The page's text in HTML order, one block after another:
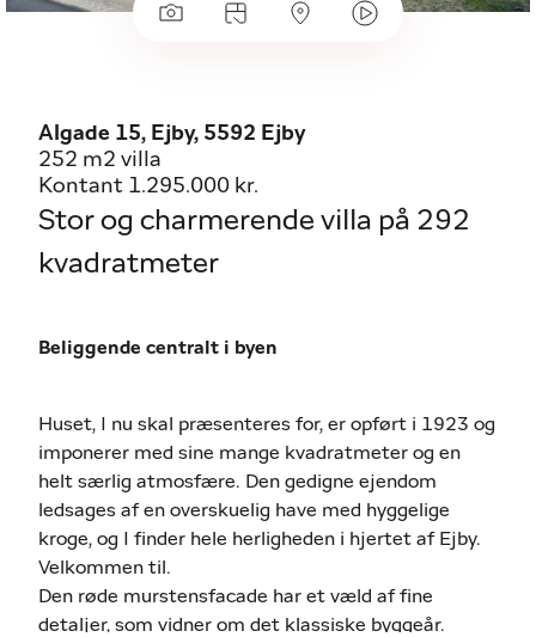
Algade 15, Ejby, 5592 Ejby
252 m2 villa
Kontant 1.295.000 kr.
Stor og charmerende villa på 292
kvadratmeter
Beliggende centralt i byen
Huset, I nu skal præsenteres for, er opført i 1923 og
imponerer med sine mange kvadratmeter og en
helt særlig atmosfære. Den gedigne ejendom
ledsages af en overskuelig have med hyggelige
kroge, og I finder hele herligheden i hjertet af Ejby.
Velkommen til.
Den røde murstensfacade har et væld af fine
detaljer, som vidner om det klassiske byggeår.